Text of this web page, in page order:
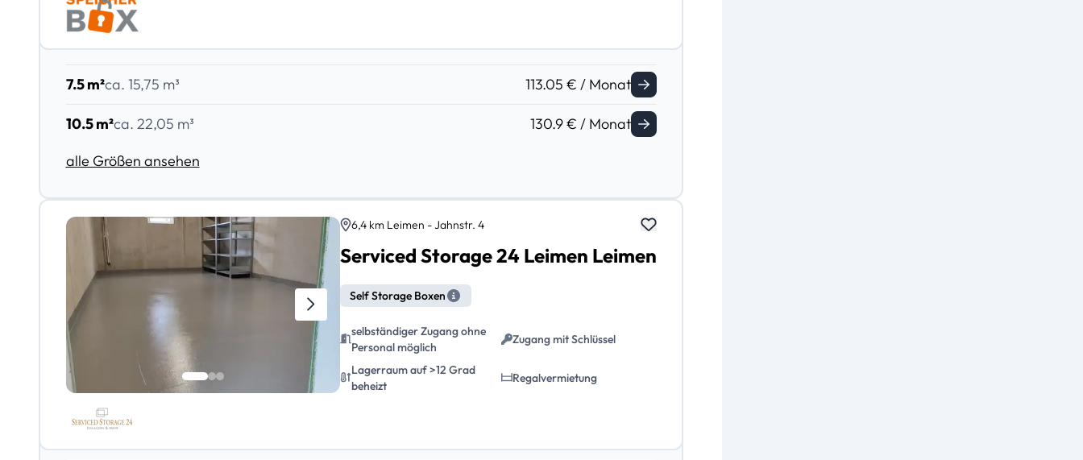
7.5 m²ca. 15,75 m³ 113.05 € / Monat
10.5 m²ca. 22,05 m³
130.9 € / Monat
alle Größen ansehen
6,4 km Leimen - Jahnstr. 4
Serviced Storage 24 Leimen Leimen
Self Storage Boxen
selbständiger Zugang ohne
Personal möglich
Zugang mit Schlüssel
Lagerraum auf >12 Grad
beheizt
Regalvermietung